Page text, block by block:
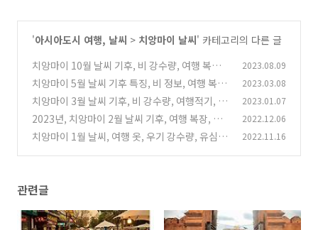
'아시아도시 여행, 날씨 > 치앙마이 날씨' 카테고리의 다른 글
치앙마이 10월 날씨 기후, 비 강수량, 여행 복장,
유심, 그랩, 항공권 가격
(0)
2023.08.09
치앙마이 5월 날씨 기후 특징, 비 정보, 여행 복장,
esim, 항공료
(2)
2023.03.08
치앙마이 3월 날씨 기후, 비 강수량, 여행적기, 복
장, esim, 호텔 가격
(4)
2023.01.07
2023년, 치앙마이 2월 날씨 기후, 여행 복장, 우
기 기간, esim, 그랩 정보 (0)
2022.12.06
치앙마이 1월 날씨, 여행 옷, 우기 강수량, 유심,
2022.11.16
관련글